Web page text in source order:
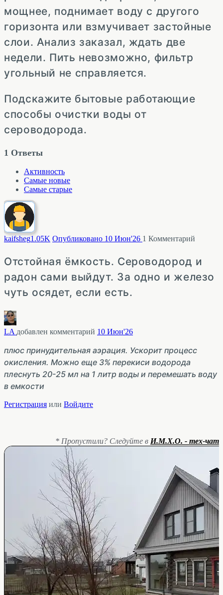
мощнее, поднимает воду с другого
горизонта или взмучивает застойные
слои. Анализ заказал, ждать две
недели. Пить невозможно, фильтр
угольный не справляется.
Подскажите бытовые работающие
способы очистки воды от
сероводорода.
1 Ответы
Активность
Самые новые
Самые старые
kaifsheg1.05K Опубликовано 10 Июн'26 1 Комментарий
Отстойная ёмкость. Сероводород и
радон сами выйдут. За одно и железо
чуть осядет, если есть.
LA добавлен комментарий 10 Июн'26
плюс принудительная аэрация. Ускорит процесс
окисления. Можно еще 3% перекиси водорода
плеснуть 20-25 мл на 1 литр воды и перемешать воду
в емкости
Регистрация или Войдите
* Пропустили? Следуйте в И.М.Х.О. - тех-чат